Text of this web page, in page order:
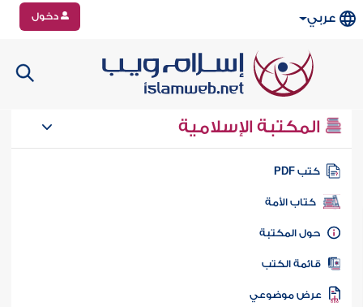
عربي دخول
المكتبة الإسلامية
كتب PDF
كتاب الأمة
المكتبة
الكتب